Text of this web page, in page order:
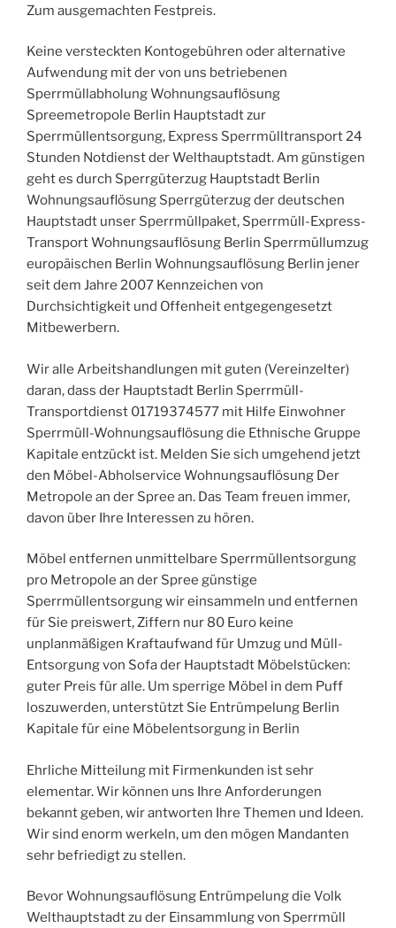
Zum ausgemachten Festpreis.
Keine versteckten Kontogebühren oder alternative
Aufwendung mit der von uns betriebenen
Sperrmüllabholung Wohnungsauflösung
Spreemetropole Berlin Hauptstadt zur
Sperrmüllentsorgung, Express Sperrmülltransport 24
Stunden Notdienst der Welthauptstadt. Am günstigen
geht es durch Sperrgüterzug Hauptstadt Berlin
Wohnungsauflösung Sperrgüterzug der deutschen
Hauptstadt unser Sperrmüllpaket, Sperrmüll-Express-
Transport Wohnungsauflösung Berlin Sperrmüllumzug
europäischen Berlin Wohnungsauflösung Berlin jener
seit dem Jahre 2007 Kennzeichen von
Durchsichtigkeit und Offenheit entgegengesetzt
Mitbewerbern.
Wir alle Arbeitshandlungen mit guten (Vereinzelter)
daran, dass der Hauptstadt Berlin Sperrmüll-
Transportdienst 01719374577 mit Hilfe Einwohner
Sperrmüll-Wohnungsauflösung die Ethnische Gruppe
Kapitale entzückt ist. Melden Sie sich umgehend jetzt
den Möbel-Abholservice Wohnungsauflösung Der
Metropole an der Spree an. Das Team freuen immer,
davon über Ihre Interessen zu hören.
Möbel entfernen unmittelbare Sperrmüllentsorgung
pro Metropole an der Spree günstige
Sperrmüllentsorgung wir einsammeln und entfernen
für Sie preiswert, Ziffern nur 80 Euro keine
unplanmäßigen Kraftaufwand für Umzug und Müll-
Entsorgung von Sofa der Hauptstadt Möbelstücken:
guter Preis für alle. Um sperrige Möbel in dem Puff
loszuwerden, unterstützt Sie Entrümpelung Berlin
Kapitale für eine Möbelentsorgung in Berlin
Ehrliche Mitteilung mit Firmenkunden ist sehr
elementar. Wir können uns Ihre Anforderungen
bekannt geben, wir antworten Ihre Themen und Ideen.
Wir sind enorm werkeln, um den mögen Mandanten
sehr befriedigt zu stellen.
Bevor Wohnungsauflösung Entrümpelung die Volk
Welthauptstadt zu der Einsammlung von Sperrmüll